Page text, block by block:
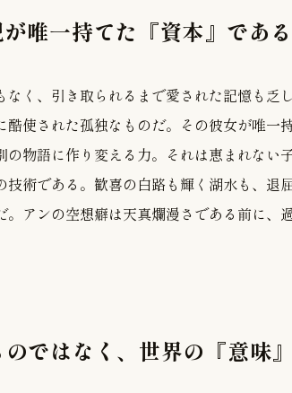
唯一持てた『資本』である
く、引き取られるまで愛された記憶も乏
酷使された孤独なものだ。その彼女が唯一
物語に作り変える力。それは恵まれない
術である。歓喜の白路も輝く湖水も、退
。アンの空想癖は天真爛漫さである前に、
ではなく、世界の『意味